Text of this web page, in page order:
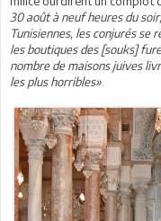
30 août à neuf heures du
Tunisiennes, les conjurés se
les boutiques des [souks]
nombre de maisons juives
les plus horribles».